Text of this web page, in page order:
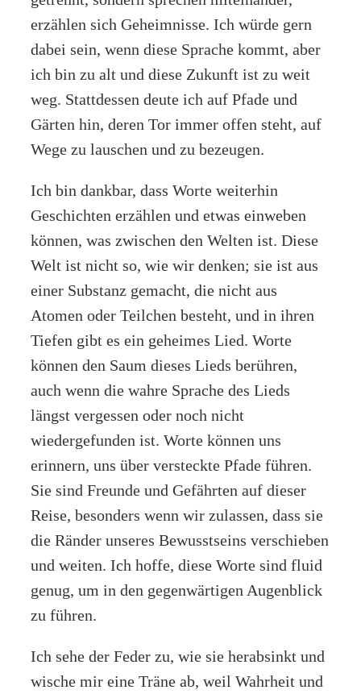
erzählen sich Geheimnisse. Ich würde gern
dabei sein, wenn diese Sprache kommt, aber
ich bin zu alt und diese Zukunft ist zu weit
weg. Stattdessen deute ich auf Pfade und
Gärten hin, deren Tor immer offen steht, auf
Wege zu lauschen und zu bezeugen.
Ich bin dankbar, dass Worte weiterhin
Geschichten erzählen und etwas einweben
können, was zwischen den Welten ist. Diese
Welt ist nicht so, wie wir denken; sie ist aus
einer Substanz gemacht, die nicht aus
Atomen oder Teilchen besteht, und in ihren
Tiefen gibt es ein geheimes Lied. Worte
können den Saum dieses Lieds berühren,
auch wenn die wahre Sprache des Lieds
längst vergessen oder noch nicht
wiedergefunden ist. Worte können uns
erinnern, uns über versteckte Pfade führen.
Sie sind Freunde und Gefährten auf dieser
Reise, besonders wenn wir zulassen, dass sie
die Ränder unseres Bewusstseins verschieben
und weiten. Ich hoffe, diese Worte sind fluid
genug, um in den gegenwärtigen Augenblick
zu führen.
Ich sehe der Feder zu, wie sie herabsinkt und
wische mir eine Träne ab, weil Wahrheit und